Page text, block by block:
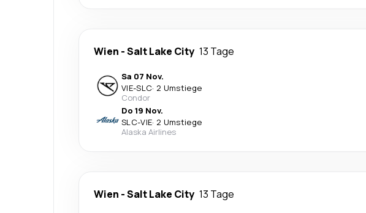
Wien -Salt Lake City 13 Tage
Sa 07 Nov.
VIE-SLC· 2 Umstiege
Condor
Do 19 Nov.
SLC-VIE· 2 Umstiege
Alaska Airlines
Wien -Salt Lake City 13 Tage